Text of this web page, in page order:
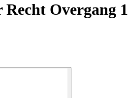
Recht Overgang